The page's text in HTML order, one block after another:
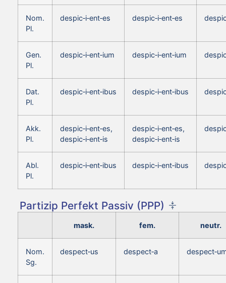
Nom.
Pl.
despic‑i‑ent‑es despic‑i‑ent‑es
Gen.
Pl.
despic‑i‑ent‑ium despic‑i‑ent‑ium
Dat.
Pl.
despic‑i‑ent‑ibus despic‑i‑ent‑ibus
Akk.
Pl.
despic‑i‑ent‑es,
despic‑i‑ent‑is
despic‑i‑ent‑es,
despic‑i‑ent‑is
Abl.
Pl.
despic‑i‑ent‑ibus despic‑i‑ent‑ibus
Partizip Perfekt Passiv (PPP)
mask. fem. neutr.
Nom.
Sg.
despect‑us despect‑a